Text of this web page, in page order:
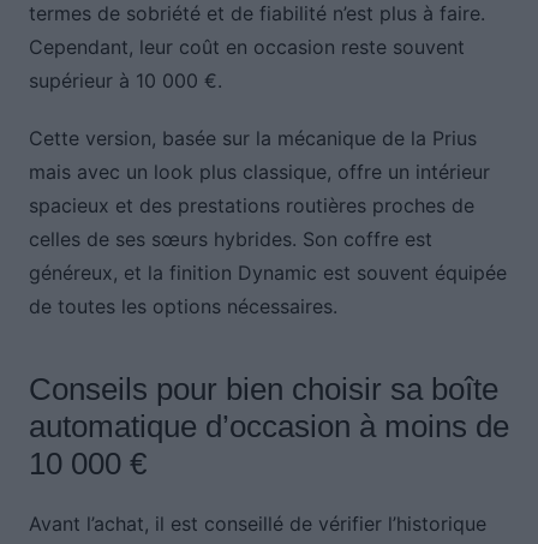
termes de sobriété et de fiabilité n’est plus à faire.
Cependant, leur coût en occasion reste souvent
supérieur à 10 000 €.
Cette version, basée sur la mécanique de la Prius
mais avec un look plus classique, offre un intérieur
spacieux et des prestations routières proches de
celles de ses sœurs hybrides. Son coffre est
généreux, et la finition Dynamic est souvent équipée
de toutes les options nécessaires.
Conseils pour bien choisir sa boîte
automatique d’occasion à moins de
10 000 €
Avant l’achat, il est conseillé de vérifier l’historique